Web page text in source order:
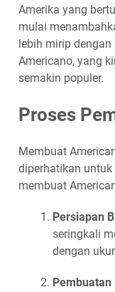
Amerika yang
mulai
lebih mirip
Americano, yang
semakin populer.
Proses
Membuat
diperhatikan
membuat
Persiapan
seringkali
dengan
Pembuatan